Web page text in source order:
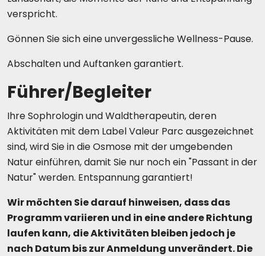
verspricht.
Gönnen Sie sich eine unvergessliche Wellness-Pause.
Abschalten und Auftanken garantiert.
Führer/Begleiter
Ihre Sophrologin und Waldtherapeutin, deren
Aktivitäten mit dem Label Valeur Parc ausgezeichnet
sind, wird Sie in die Osmose mit der umgebenden
Natur einführen, damit Sie nur noch ein "Passant in der
Natur" werden. Entspannung garantiert!
Wir möchten Sie darauf hinweisen, dass das
Programm variieren und in eine andere Richtung
laufen kann, die Aktivitäten bleiben jedoch je
nach Datum bis zur Anmeldung unverändert. Die